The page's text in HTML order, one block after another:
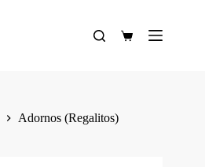
Carro
Adornos (Regalitos)